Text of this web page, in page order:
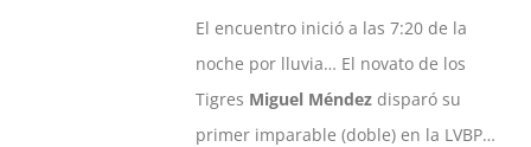
El encuentro inició a las 7:20 de la
noche por lluvia… El novato de los
Tigres Miguel Méndez disparó su
primer imparable (doble) en la LVBP…